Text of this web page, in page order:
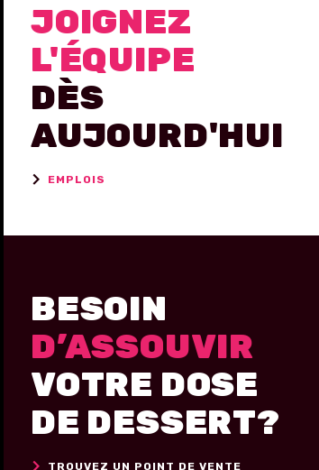
JOIGNEZ
L'ÉQUIPE
DÈS
AUJOURD'HUI
EMPLOIS
BESOIN
D’ASSOUVIR
VOTRE DOSE
DE DESSERT?
TROUVEZ UN POINT DE VENTE